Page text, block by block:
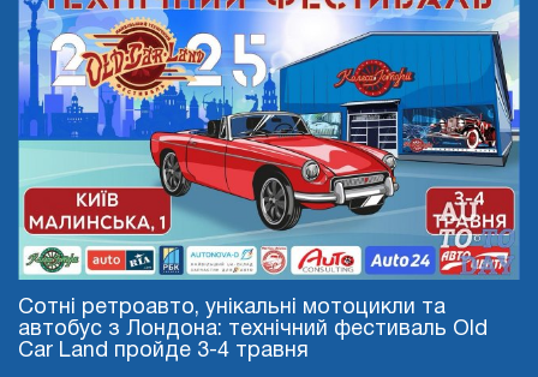
Сотні ретроавто, унікальні мотоцикли та
автобус з Лондона: технічний фестиваль Old
Car Land пройде 3-4 травня